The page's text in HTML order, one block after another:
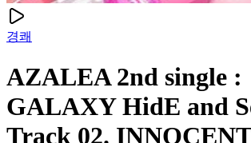
경쾌
AZALEA 2nd single :
GALAXY HidE and
Track 02.